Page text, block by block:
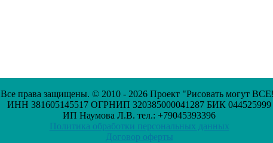
Все права защищены. © 2010 - 2026 Проект "Рисовать могут
ИНН 381605145517 ОГРНИП 320385000041287 БИК 044525999
ИП Наумова Л.В. тел.: +79045393396
Политика обработки персональных данных
Договор оферты